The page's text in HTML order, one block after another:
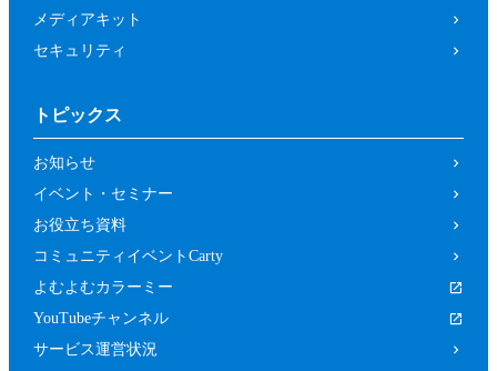
メディアキット
セキュリティ
トピックス
お知らせ
イベント・セミナー
お役立ち資料
コミュニティイベントCarty
よむよむカラーミー
YouTubeチャンネル
サービス運営状況